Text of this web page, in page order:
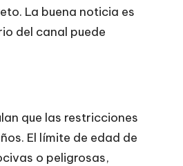
La buena noticia es
del canal puede
que las restricciones
El límite de edad de
o peligrosas,